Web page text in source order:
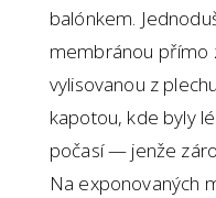
balónkem.
membránou přímo
vylisovanou z
kapotou, kde byly
počasí — jenže
Na exponovaných